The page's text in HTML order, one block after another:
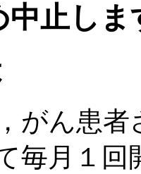
中止しま
がん患者
毎月１回